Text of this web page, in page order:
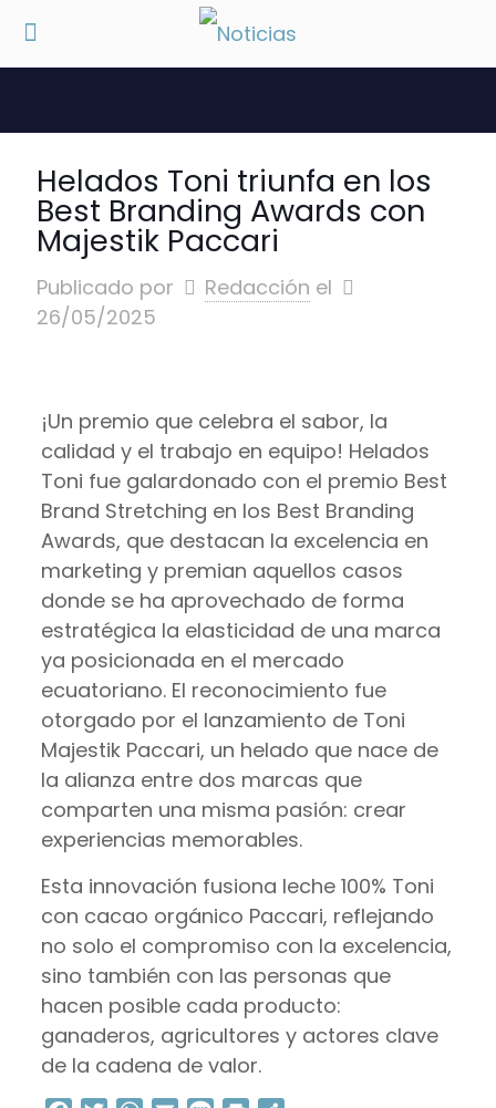
Helados Toni triunfa en los
Best Branding Awards con
Majestik Paccari
Publicado por Redacción el
26/05/2025
¡Un premio que celebra el sabor, la
calidad y el trabajo en equipo! Helados
Toni fue galardonado con el premio Best
Brand Stretching en los Best Branding
Awards, que destacan la excelencia en
marketing y premian aquellos casos
donde se ha aprovechado de forma
estratégica la elasticidad de una marca
ya posicionada en el mercado
ecuatoriano. El reconocimiento fue
otorgado por el lanzamiento de Toni
Majestik Paccari, un helado que nace de
la alianza entre dos marcas que
comparten una misma pasión: crear
experiencias memorables.
Esta innovación fusiona leche 100% Toni
con cacao orgánico Paccari, reflejando
no solo el compromiso con la excelencia,
sino también con las personas que
hacen posible cada producto:
ganaderos, agricultores y actores clave
de la cadena de valor.